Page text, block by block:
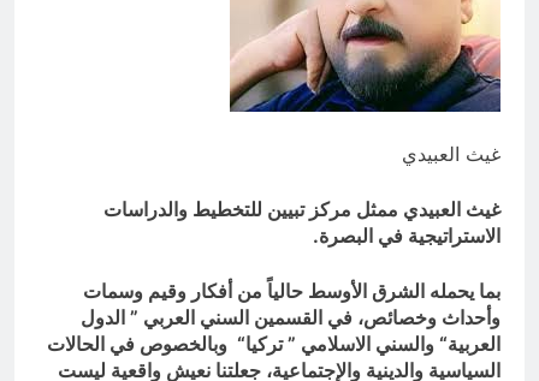
هندسة ردع جديدة في الشرق الأوسط ؟
أسماء الله الحسنى)
غيث العبيدي
غيث العبيدي ممثل مركز تبيين للتخطيط والدراسات
الاستراتيجية في البصرة.
بما يحمله الشرق الأوسط حالياً من أفكار وقيم وسمات
وأحداث وخصائص، في القسمين السني العربي ” الدول
العربية“ والسني الاسلامي ” تركيا“ وبالخصوص في الحالات
السياسية والدينية والإجتماعية، جعلتنا نعيش واقعية ليست